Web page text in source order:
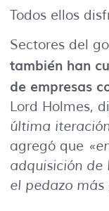
Todos ellos
Sectores del
también han
de empresas
Lord Holmes,
última
agregó que
adquisición de
el pedazo